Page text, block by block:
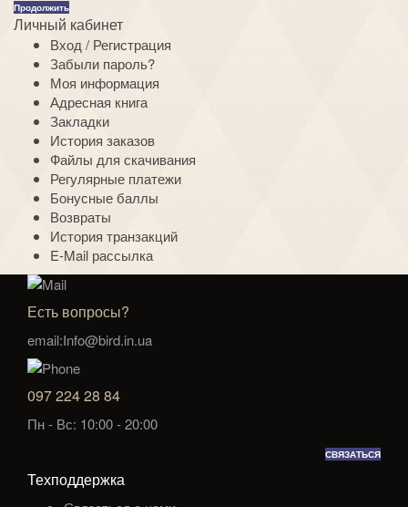
Продолжить
Личный кабинет
Вход / Регистрация
Забыли пароль?
Моя информация
Адресная книга
Закладки
История заказов
Файлы для скачивания
Регулярные платежи
Бонусные баллы
Возвраты
История транзакций
E-Mail рассылка
Есть вопросы?
email:Info@bird.in.ua
097 224 28 84
Пн - Вс: 10:00 - 20:00
СВЯЗАТЬСЯ
Техподдержка